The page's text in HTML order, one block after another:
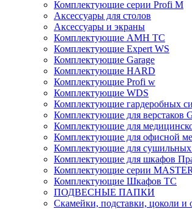
Комплектующие серии Profi M
Аксессуары для столов
Аксессуары и экраны
Комплектующие AMH TC
Комплектующие Expert WS
Комплектующие Garage
Комплектующие HARD
Комплектующие Profi w
Комплектующие WDS
Комплектующие гардеробных
Комплектующие для верстаков
Комплектующие для
Комплектующие для офисной
Комплектующие для
Комплектующие для шкафов
Комплектующие серии MASTER
Комплектующие Шкафов ТС
ПОДВЕСНЫЕ ПАПКИ
Скамейки, подставки, цоколи и